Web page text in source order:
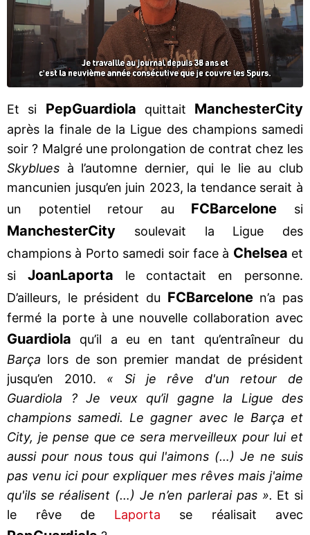
Et si PepGuardiola quittait ManchesterCity
après la finale de la Ligue des champions samedi
soir ? Malgré une prolongation de contrat chez les
Skyblues à l’automne dernier, qui le lie au club
mancunien jusqu’en juin 2023, la tendance serait à
un potentiel retour au FCBarcelone si
ManchesterCity soulevait la Ligue des
champions à Porto samedi soir face à Chelsea et
si JoanLaporta le contactait en personne.
D’ailleurs, le président du FCBarcelonen’a pas
fermé la porte à une nouvelle collaboration avec
Guardiola qu’il a eu en tant qu’entraîneur du
Barça lors de son premier mandat de président
jusqu’en 2010. « Si je rêve d'un retour de
Guardiola ? Je veux qu’il gagne la Ligue des
champions samedi. Le gagner avec le Barça et
City, je pense que ce sera merveilleux pour lui et
aussi pour nous tous qui l'aimons (…) Je ne suis
pas venu ici pour expliquer mes rêves mais j'aime
qu'ils se réalisent (…) Je n’en parlerai pas ». Et si
le rêve de Laporta se réalisait avec